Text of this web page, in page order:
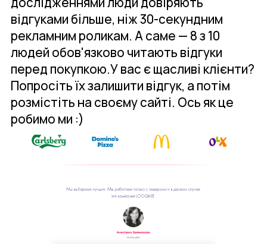
відгуками більше, ніж 30-секундним
рекламним роликам. А саме — 8 з 10
людей обов'язково читають відгуки
перед покупкою.У вас є щасливі клієнти?
Попросіть їх залишити відгук, а потім
розмістіть на своєму сайті. Ось як це
робимо ми :)